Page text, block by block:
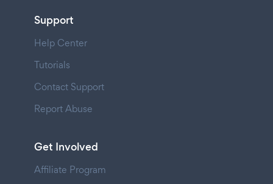
Support
Help Center
Tutorials
Contact Support
Report Abuse
Get Involved
Affiliate Program